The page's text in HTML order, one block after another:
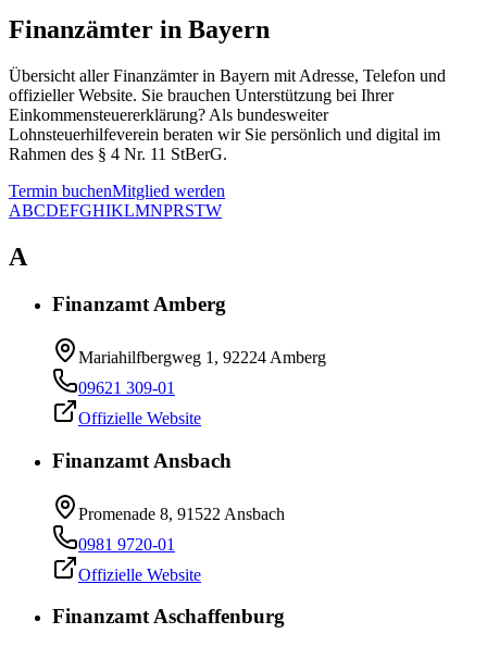
Finanzämter in Bayern
Übersicht aller Finanzämter in Bayern mit Adresse, Telefon und
offizieller Website. Sie brauchen Unterstützung bei Ihrer
Einkommensteuererklärung? Als bundesweiter
Lohnsteuerhilfeverein beraten wir Sie persönlich und digital im
Rahmen des § 4 Nr. 11 StBerG.
Termin buchenMitglied werden
ABCDEFGHIKLMNPRSTW
A
Finanzamt Amberg
Mariahilfbergweg 1, 92224 Amberg
09621 309-01
Offizielle Website
Finanzamt Ansbach
Promenade 8, 91522 Ansbach
0981 9720-01
Offizielle Website
Finanzamt Aschaffenburg